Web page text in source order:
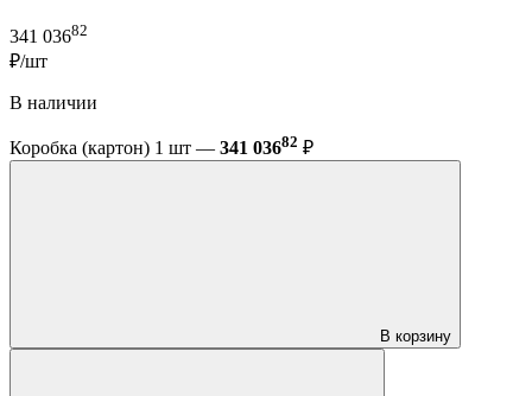
341 03682
₽/шт
В наличии
Коробка (картон) 1 шт — 341 03682 ₽
В корзину